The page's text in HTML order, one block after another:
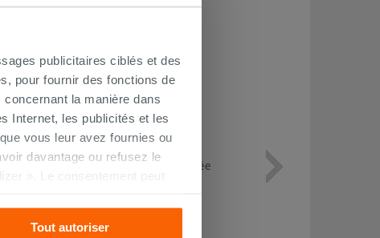
publicitaires ciblés et des
pour fournir des fonctions de
la manière dans
Internet, les publicités et les
vous leur avez fournies ou
davantage ou refusez le
». Le consentement peut
Tout autoriser
Colonne baignoire Tiger siphonnée
114,90 € /PC